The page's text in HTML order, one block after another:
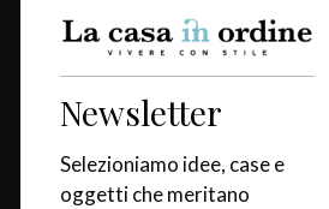
Casa
Design & Tendenze
Tavola
Fiere & Eventi
Newsletter
Selezioniamo idee, case e
oggetti che meritano